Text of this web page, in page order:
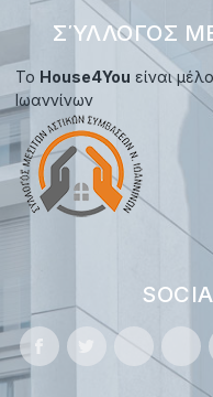
ΣΎΛΛΟΓΟΣ
Το House4You είναι
Ιωαννίνων